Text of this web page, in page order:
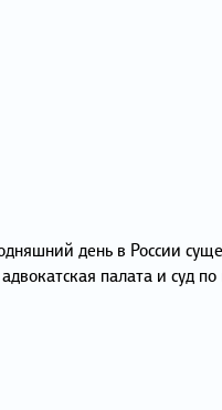
день в России
палата и суд